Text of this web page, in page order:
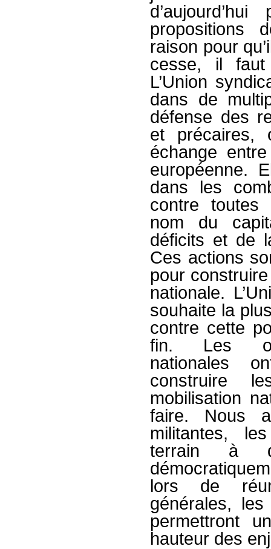
propositions
raison pour
cesse, il
L’Union
dans de
défense des
et
échange
européenne.
dans les
contre toutes
nom du
déficits et de
Ces actions
pour
nationale.
souhaite la
contre cette
fin. Les
nationales
construire
mobilisation
faire. Nous
militantes,
terrain à
lors de
générales,
permettront
hauteur des